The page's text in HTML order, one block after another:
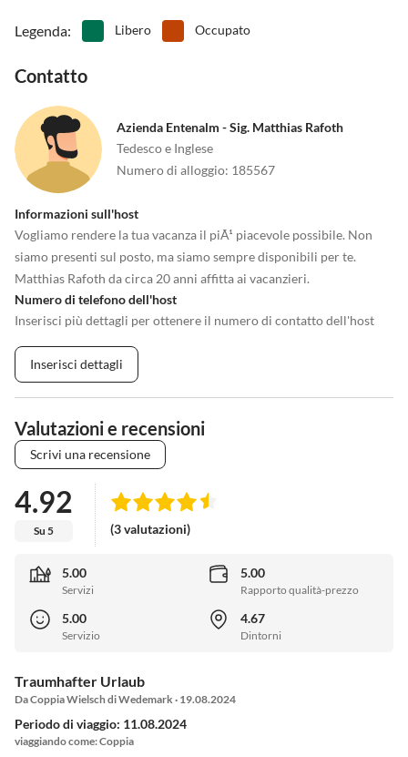
Legenda: Libero Occupato
Contatto
Azienda Entenalm - Sig. Matthias Rafoth
Tedesco e Inglese
Numero di alloggio: 185567
Informazioni sull'host
Vogliamo rendere la tua vacanza il piÃ¹ piacevole possibile. Non
siamo presenti sul posto, ma siamo sempre disponibili per te.
Matthias Rafoth da circa 20 anni affitta ai vacanzieri.
Numero di telefono dell'host
Inserisci più dettagli per ottenere il numero di contatto dell'host
Inserisci dettagli
Valutazioni e recensioni
Scrivi una recensione
4.92
Su 5 (3 valutazioni)
5.00
Servizi
5.00
Rapporto qualità-prezzo
5.00
Servizio
4.67
Dintorni
Traumhafter Urlaub
Da Coppia Wielsch di Wedemark · 19.08.2024
Periodo di viaggio: 11.08.2024
viaggiando come: Coppia